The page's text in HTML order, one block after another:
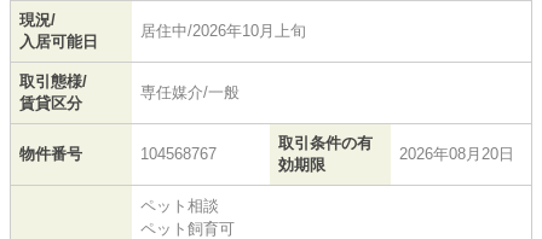
現況/
入居可能日
居住中/2026年10月上旬
取引態様/
賃貸区分
専任媒介/一般
物件番号 104568767
取引条件の有
効期限
2026年08月20日
ペット相談
ペット飼育可